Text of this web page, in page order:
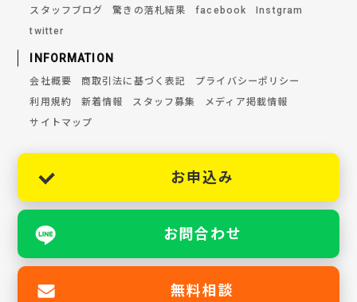
スタッフブログ
驚きの落札結果 facebook
Instgram
twitter
INFORMATION
会社概要 商取引法に基づく表記
プライバシーポリシー
利用規約
新着情報 スタッフ募集
メディア掲載情報
サイトマップ
お申込み
お問合わせ
無料相談